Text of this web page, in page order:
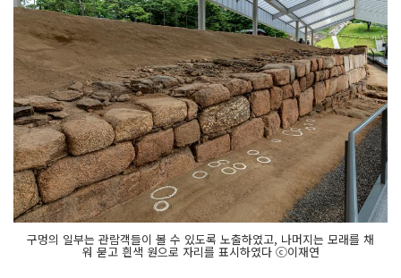
구멍의 일부는 관람객들이 볼 수 있도록 노출하였고, 나머지는 모래를 채
워 묻고 흰색 원으로 자리를 표시하였다 ⓒ이재연